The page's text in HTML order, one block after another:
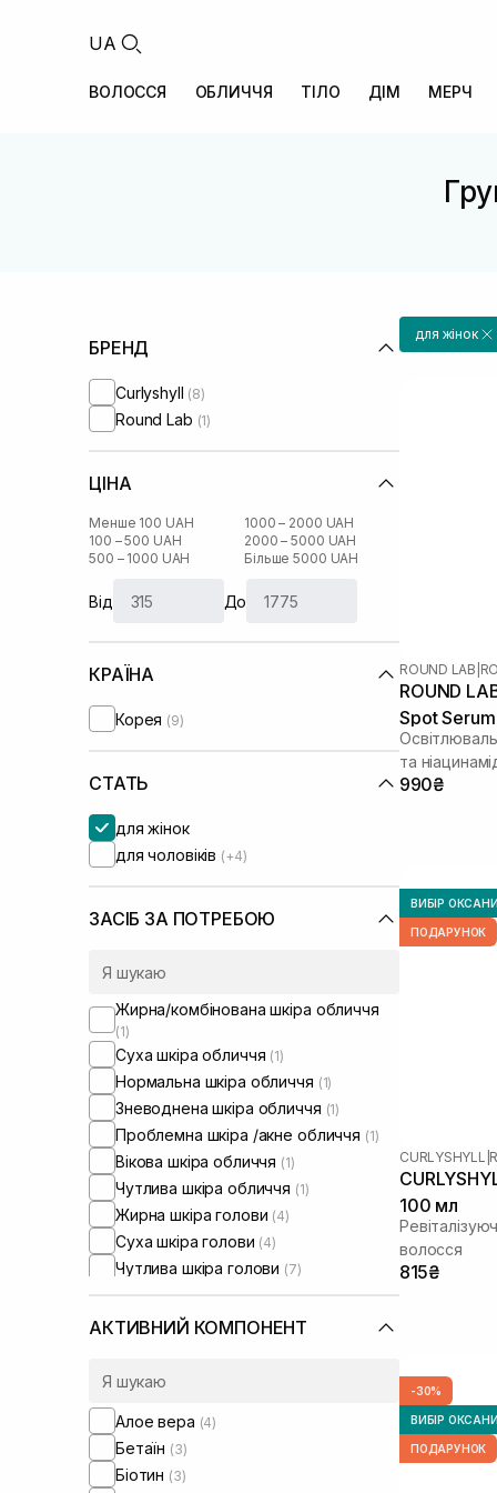
UA
ВОЛОССЯ ОБЛИЧЧЯ ТІЛО ДІМ МЕРЧ
БРЕНД
Curlyshyll (8)
Round Lab (1)
ЦІНА
Менше 100 UAH
100 – 500 UAH
500 – 1000 UAH
1000 – 2000 UAH
2000 – 5000 UAH
Більше 5000 UAH
Від До
КРАЇНА
Корея (9)
СТАТЬ
для жінок
для чоловіків (+4)
ЗАСІБ ЗА ПОТРЕБОЮ
Жирна/комбінована шкіра обличчя
(1)
Суха шкіра обличчя (1)
Нормальна шкіра обличчя (1)
Зневоднена шкіра обличчя (1)
Проблемна шкіра /акне обличчя (1)
Вікова шкіра обличчя (1)
Чутлива шкіра обличчя (1)
Жирна шкіра голови (4)
Суха шкіра голови (4)
Чутлива шкіра голови (7)
Проблемна шкіра голови(7)
Від випадіння та для стимуляції
росту волосся
Сухе волосся
Тонке волосся
Ламке волосся
Для обʼєму волосся
АКТИВНИЙ КОМПОНЕНТ
Алое вера (4)
Бетаїн (3)
Біотин (3)
для жінок
ROUND LAB
ROUND
Spot
та
990₴
ВИБІР ОКСАНИ
ПОДАРУНОК
CURLYSHYLL
100 мл
волосся
815₴
-30%
ВИБІР ОКСАНИ
ПОДАРУНОК